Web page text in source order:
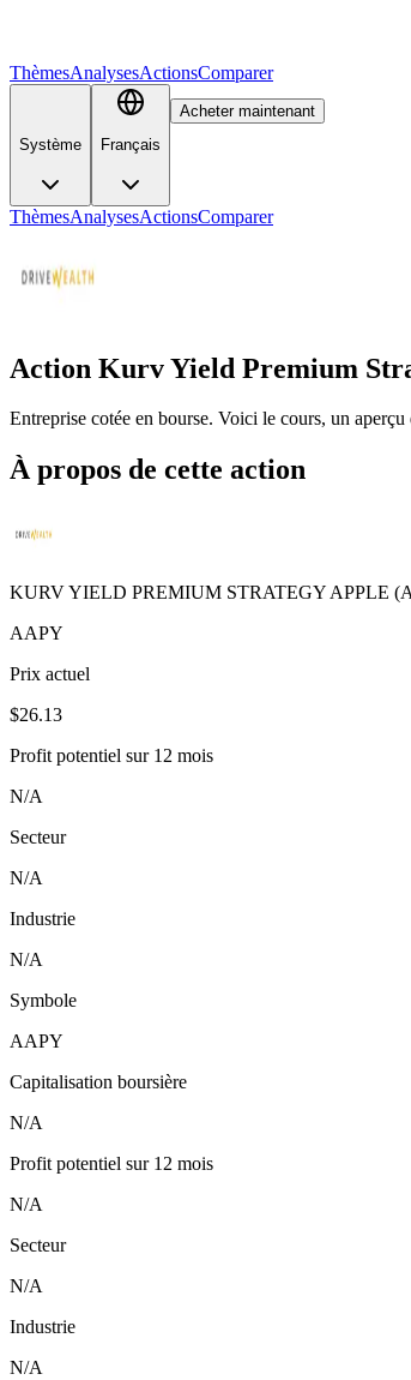
ThèmesAnalysesActionsComparer
Système Français
Acheter maintenant
ThèmesAnalysesActionsComparer
Action Kurv Yield Premium
Entreprise cotée en bourse. Voici le cours, un
À propos de cette action
KURV YIELD PREMIUM STRATEGY APPLE
AAPY
Prix actuel
$26.13
Profit potentiel sur 12 mois
N/A
Secteur
N/A
Industrie
N/A
Symbole
AAPY
Capitalisation boursière
N/A
Profit potentiel sur 12 mois
N/A
Secteur
N/A
Industrie
N/A